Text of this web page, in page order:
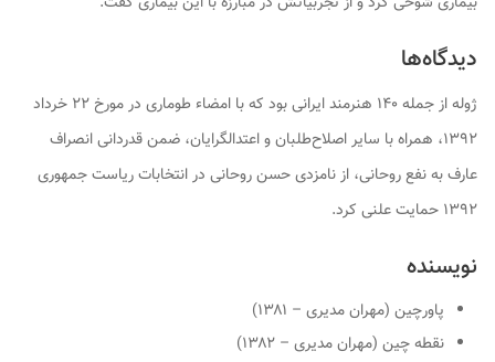
دیدگاه‌ها
ژوله از جمله ۱۴۰ هنرمند ایرانی بود که با امضاء طوماری در مورخ ۲۲ خرداد
۱۳۹۲، همراه با سایر اصلاح‌طلبان و اعتدالگرایان، ضمن قدردانی انصراف
عارف به نفع روحانی، از نامزدی حسن روحانی در انتخابات ریاست جمهوری
۱۳۹۲ حمایت علنی کرد.
نویسنده
پاورچین (مهران مدیری – ۱۳۸۱)
نقطه چین (مهران مدیری – ۱۳۸۲)